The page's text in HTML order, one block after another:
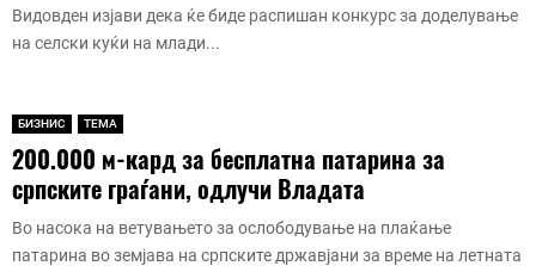
Видовден изјави дека ќе биде распишан конкурс за доделување
на селски куќи на млади...
БИЗНИС ТЕМА
200.000 м-кард за бесплатна патарина за
српските граѓани, одлучи Владата
Во насока на ветувањето за ослободување на плаќање
патарина во земјава на српските државјани за време на летната